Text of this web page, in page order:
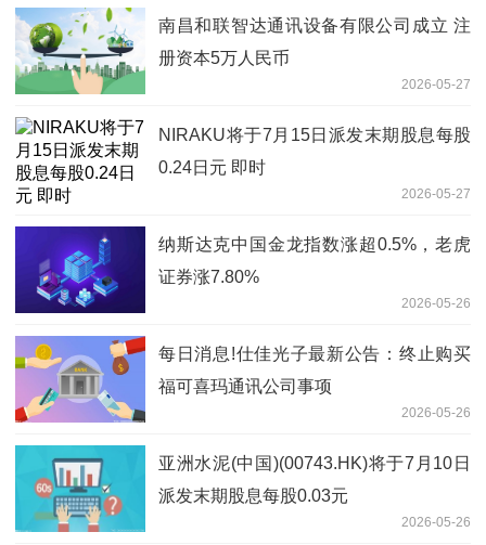
南昌和联智达通讯设备有限公司成立 注
册资本5万人民币
2026-05-27
NIRAKU将于7月15日派发末期股息每股
0.24日元 即时
2026-05-27
纳斯达克中国金龙指数涨超0.5%，老虎
证券涨7.80%
2026-05-26
每日消息!仕佳光子最新公告：终止购买
福可喜玛通讯公司事项
2026-05-26
亚洲水泥(中国)(00743.HK)将于7月10日
派发末期股息每股0.03元
2026-05-26